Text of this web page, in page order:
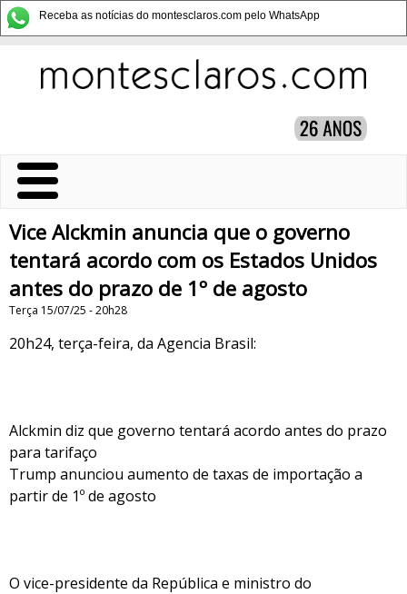
Receba as notícias do montesclaros.com pelo WhatsApp
Vice Alckmin anuncia que o governo
tentará acordo com os Estados Unidos
antes do prazo de 1º de agosto
Terça 15/07/25 - 20h28
20h24, terça-feira, da Agencia Brasil:
Alckmin diz que governo tentará acordo antes do prazo
para tarifaço
Trump anunciou aumento de taxas de importação a
partir de 1º de agosto
O vice-presidente da República e ministro do